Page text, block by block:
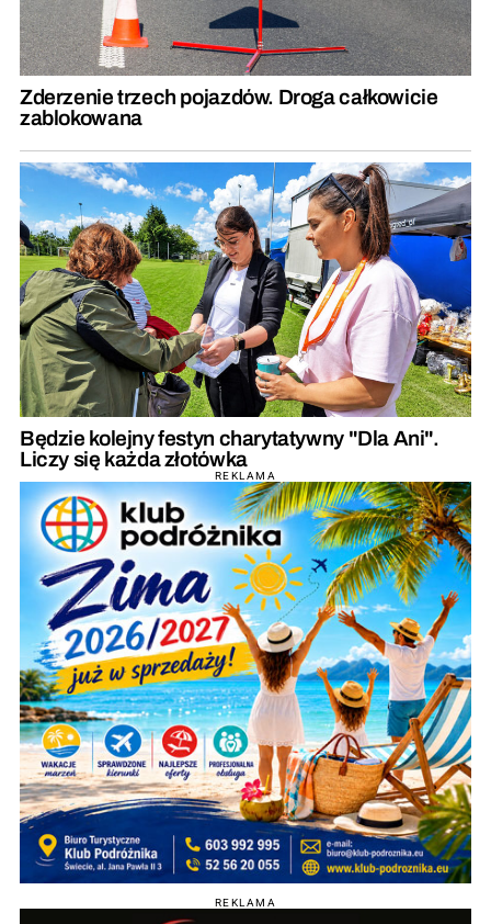
Zderzenie trzech pojazdów. Droga całkowicie
zablokowana
Będzie kolejny festyn charytatywny "Dla Ani".
Liczy się każda złotówka
REKLAMA
REKLAMA